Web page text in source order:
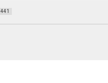
441